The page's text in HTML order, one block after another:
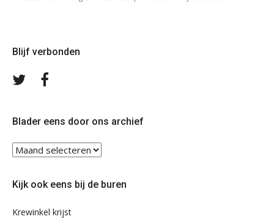
Blijf verbonden
Volg
Blader eens door ons archief
Blader
ons
Kijk ook eens bij de buren
Krewinkel krijst